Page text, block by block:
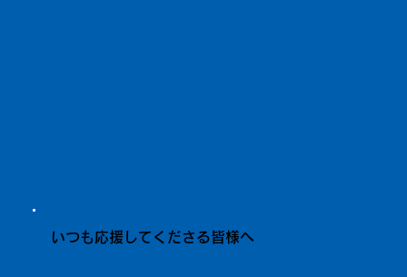
いつも応援してくださる皆様へ